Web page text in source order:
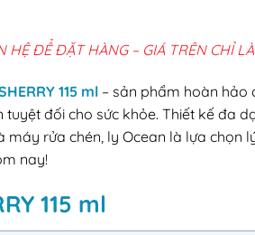
HỆ ĐỂ ĐẶT HÀNG – GIÁ TRÊN CHỈ
115 ml – sản phẩm hoàn hảo
đối cho sức khỏe. Thiết kế đa
rửa chén, ly Ocean là lựa
nay!
115 ml